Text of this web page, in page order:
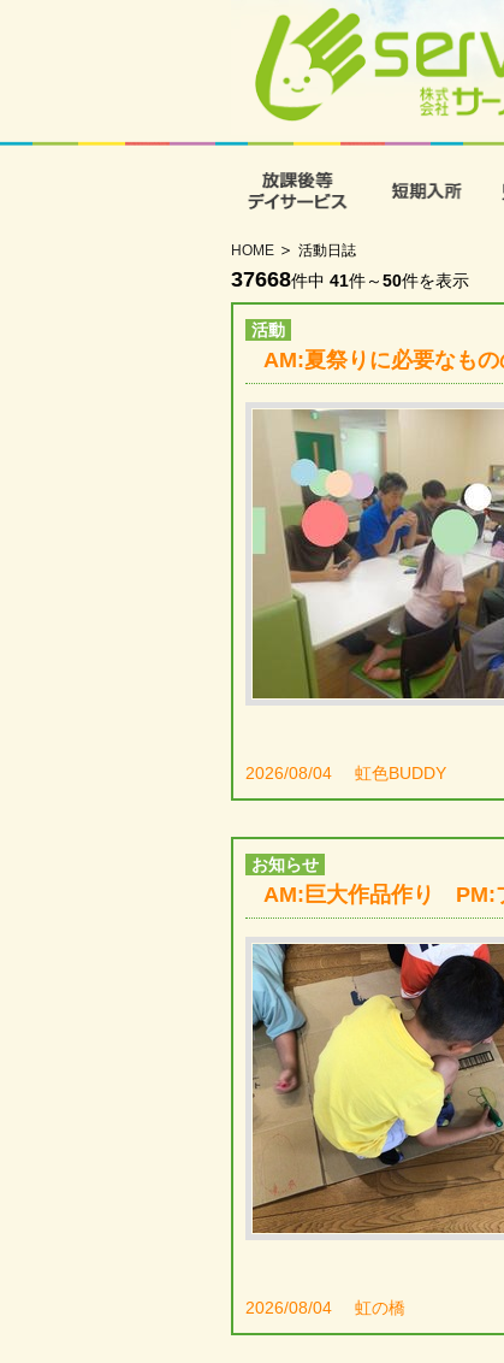
HOME 活動日誌
37668件中 41件～50件を表示
活動
AM:夏祭りに必要なも
2026/08/04 虹色BUDDY
お知らせ
AM:巨大作品作り PM:
2026/08/04 虹の橋